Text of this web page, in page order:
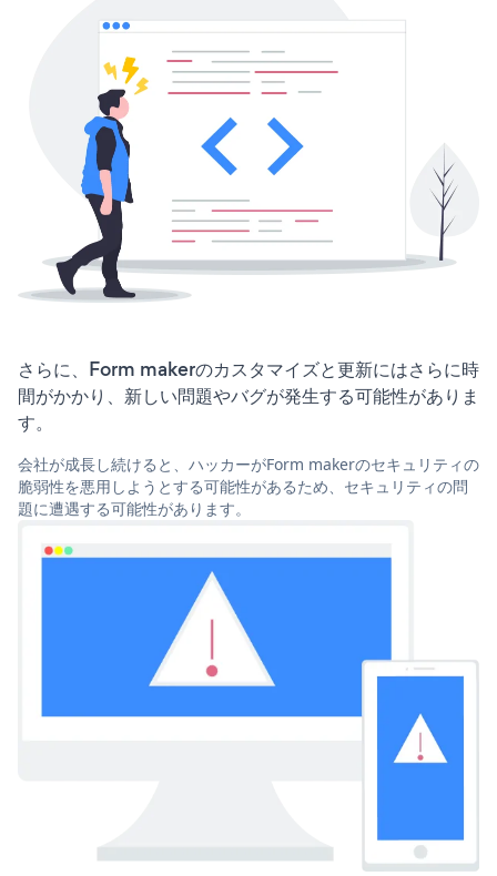
さらに、Form makerのカスタマイズと更新にはさらに時
間がかかり、新しい問題やバグが発生する可能性がありま
す。
会社が成長し続けると、ハッカーがForm makerのセキュリティの
脆弱性を悪用しようとする可能性があるため、セキュリティの問
題に遭遇する可能性があります。